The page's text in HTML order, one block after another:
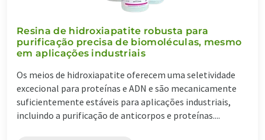
Resina de hidroxiapatite robusta para
purificação precisa de biomoléculas, mesmo
em aplicações industriais
Os meios de hidroxiapatite oferecem uma seletividade
excecional para proteínas e ADN e são mecanicamente
suficientemente estáveis para aplicações industriais,
incluindo a purificação de anticorpos e proteínas....